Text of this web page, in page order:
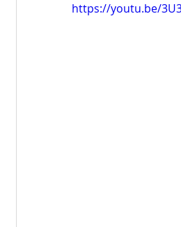
迷路的羊 微微道来
https://youtu.be/